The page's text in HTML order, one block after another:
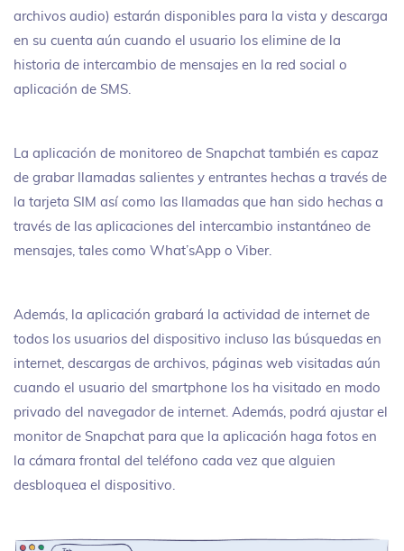
archivos audio) estarán disponibles para la vista y descarga
en su cuenta aún cuando el usuario los elimine de la
historia de intercambio de mensajes en la red social o
aplicación de SMS.
La aplicación de monitoreo de Snapchat también es capaz
de grabar llamadas salientes y entrantes hechas a través de
la tarjeta SIM así como las llamadas que han sido hechas a
través de las aplicaciones del intercambio instantáneo de
mensajes, tales como What’sApp o Viber.
Además, la aplicación grabará la actividad de internet de
todos los usuarios del dispositivo incluso las búsquedas en
internet, descargas de archivos, páginas web visitadas aún
cuando el usuario del smartphone los ha visitado en modo
privado del navegador de internet. Además, podrá ajustar el
monitor de Snapchat para que la aplicación haga fotos en
la cámara frontal del teléfono cada vez que alguien
desbloquea el dispositivo.